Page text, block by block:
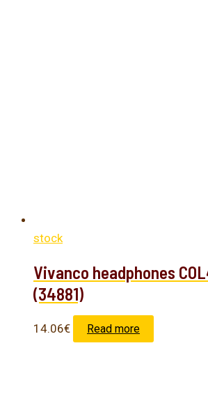
stock
Vivanco headphones
(34881)
14.06€ Read more